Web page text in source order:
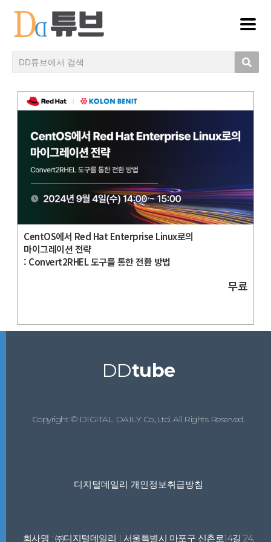
CentOS에서 Red Hat Enterprise Linux로의
마이그레이션 전략
: Convert2RHEL 도구를 통한 전환 방법
무료
DDtube
Copyright © DIGITAL DAILY Co.,Ltd. All Rights Reserved.
디지털데일리 개인정보취급방침
회사명 : ㈜디지털데일리 | 서울특별시 마포구 신촌로14길 24,